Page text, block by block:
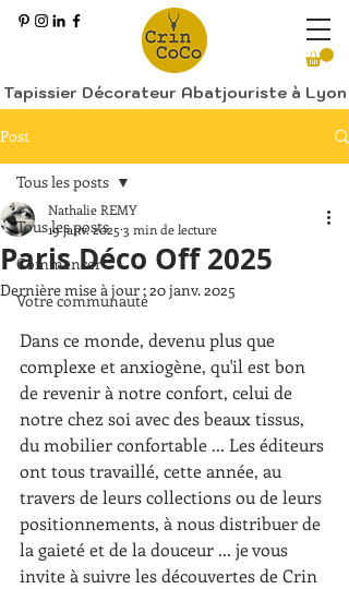
Tapissier Décorateur Abatjouriste à Lyon
Post
Tous les posts
Commencer
Votre communauté
Tous les posts
Paris Déco Off 2025
Nathalie REMY
19 janv. 2025 3 min de lecture
Dernière mise à jour :20 janv. 2025
Dans ce monde, devenu plus que
complexe et anxiogène, qu'il est bon
de revenir à notre confort, celui de
notre chez soi avec des beaux tissus,
du mobilier confortable ... Les éditeurs
ont tous travaillé, cette année, au
travers de leurs collections ou de leurs
positionnements, à nous distribuer de
la gaieté et de la douceur ... je vous
invite à suivre les découvertes de Crin